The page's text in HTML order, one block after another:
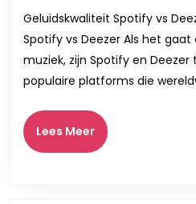
Geluidskwaliteit Spotify vs
Spotify vs Deezer Als het
muziek, zijn Spotify en
populaire platforms die
Lees MeerLees
Meer